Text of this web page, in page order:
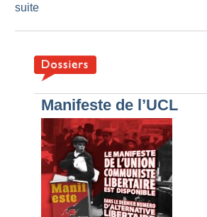
suite
Manifeste de l’UCL